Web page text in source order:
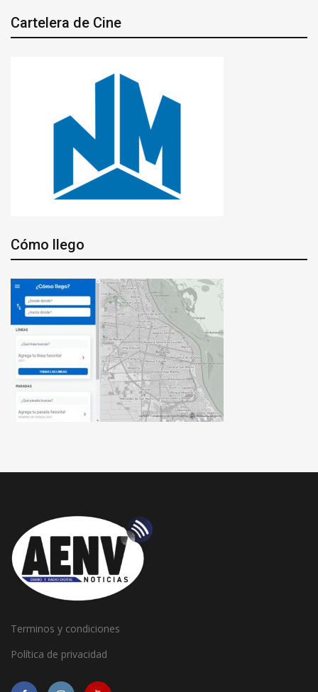
Cartelera de Cine
Cómo llego
Terminos y condiciones
Política de privacidad